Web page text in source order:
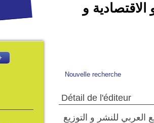
الاقتصادية و
Nouvelle recherche
Détail de l'éditeur
العربي للنشر و التوزيع